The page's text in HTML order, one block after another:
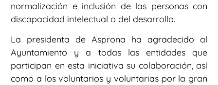
normalización e inclusión de las personas con
discapacidad intelectual o del desarrollo.
La presidenta de Asprona ha agradecido al
Ayuntamiento y a todas las entidades que
participan en esta iniciativa su colaboración, así
como a los voluntarios y voluntarias por la gran